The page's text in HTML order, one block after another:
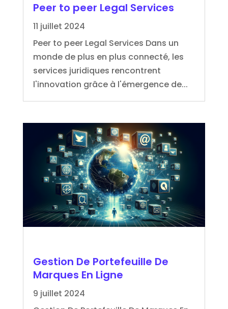
Peer to peer Legal Services
11 juillet 2024
Peer to peer Legal Services Dans un
monde de plus en plus connecté, les
services juridiques rencontrent
l'innovation grâce à l'émergence de...
Gestion De Portefeuille De
Marques En Ligne
9 juillet 2024